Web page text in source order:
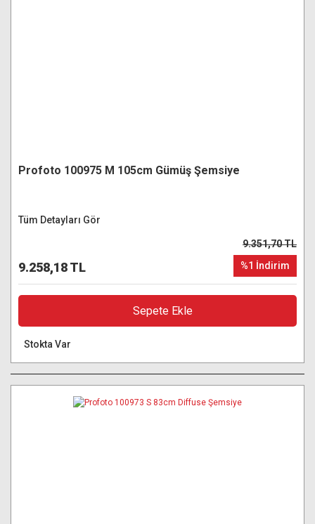
Profoto 100975 M 105cm Gümüş Şemsiye
Tüm Detayları Gör
9.258,18 TL
9.351,70 TL
%1 İndirim
Sepete Ekle
Stokta Var